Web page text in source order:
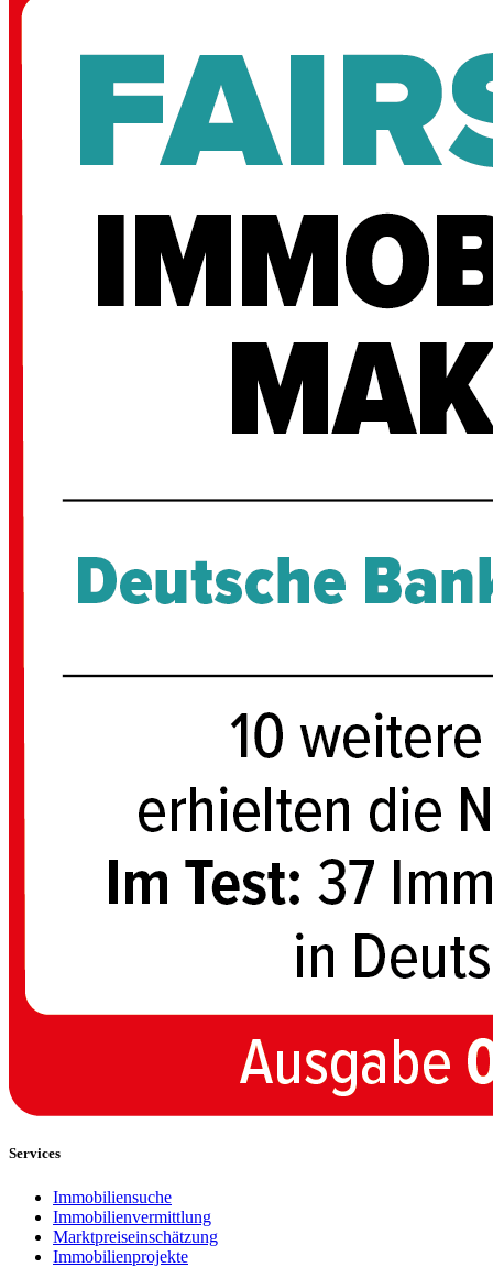
Services
Immobiliensuche
Immobilienvermittlung
Marktpreiseinschätzung
Immobilienprojekte